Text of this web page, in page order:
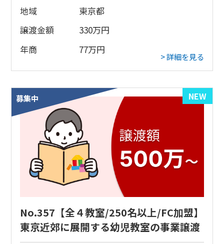
地域
東京都
譲渡金額
330万円
年商
77万円
> 詳細を見る
NEW
募集中
No.357【全４教室/250名以上/FC加盟】
東京近郊に展開する幼児教室の事業譲渡